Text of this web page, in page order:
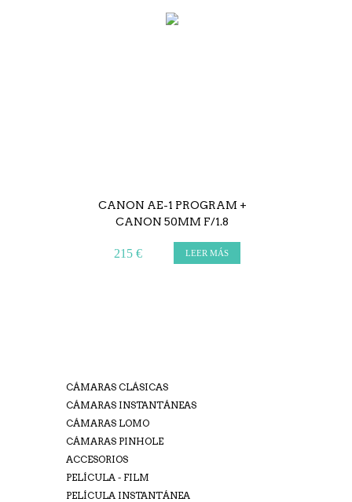
CANON AE-1 PROGRAM +
CANON 50MM F/1.8
215 € LEER MÁS
CÁMARAS CLÁSICAS
CÁMARAS INSTANTÁNEAS
CÁMARAS LOMO
CÁMARAS PINHOLE
ACCESORIOS
PELÍCULA - FILM
PELÍCULA INSTANTÁNEA